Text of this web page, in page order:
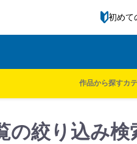
初めて
作品から探すカ
の絞り込み検